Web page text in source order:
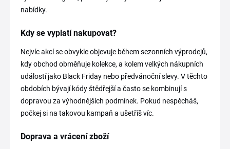
nabídky.
Kdy se vyplatí nakupovat?
Nejvíc akcí se obvykle objevuje během sezonních výprodejů,
kdy obchod obměňuje kolekce, a kolem velkých nákupních
událostí jako Black Friday nebo předvánoční slevy. V těchto
obdobích bývají kódy štědřejší a často se kombinují s
dopravou za výhodnějších podmínek. Pokud nespěcháš,
počkej si na takovou kampaň a ušetříš víc.
Doprava a vrácení zboží